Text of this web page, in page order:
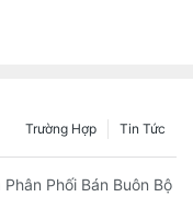
Tin Tức
Trường Hợp
Đầu: Tổng Quan Toàn
Phân Phối Bán Buôn Bộ